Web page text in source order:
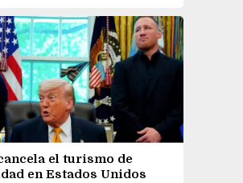
el turismo de
en Estados Unidos